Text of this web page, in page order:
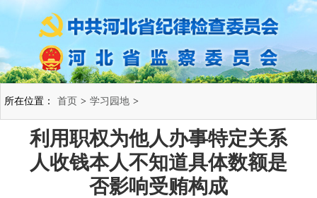
所在位置： 首页 > 学习园地 >
利用职权为他人办事特定关系
人收钱本人不知道具体数额是
否影响受贿构成